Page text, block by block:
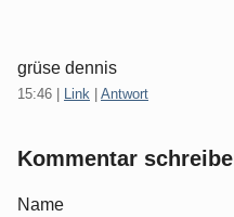
grüse dennis
15:46 Link Antwort
Kommentar
Name